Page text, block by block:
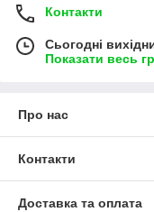
Контакти
Сьогодні
Показати весь
Про нас
Контакти
Доставка та оплата